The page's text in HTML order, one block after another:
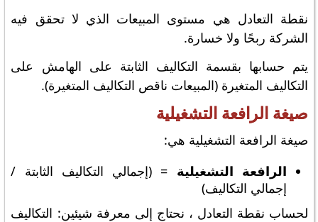
نقطة التعادل هي مستوى المبيعات الذي لا تحقق فيه
الشركة ربحًا ولا خسارة.
يتم حسابها بقسمة التكاليف الثابتة على الهامش على
التكاليف المتغيرة (المبيعات ناقص التكاليف المتغيرة).
صيغة الرافعة التشغيلية
صيغة الرافعة التشغيلية هي:
الرافعة التشغيلية = (إجمالي التكاليف الثابتة /
إجمالي التكاليف)
لحساب نقطة التعادل ، نحتاج إلى معرفة شيئين: التكاليف